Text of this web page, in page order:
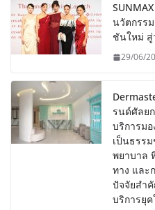
นวัตกรรม
ชันใหม่ สู่
29/06/
รนด์ศัลย
บริการม
เป็นธรร
พยาบาล
ทาง และ
ปัจจัยสำ
บริการยุค